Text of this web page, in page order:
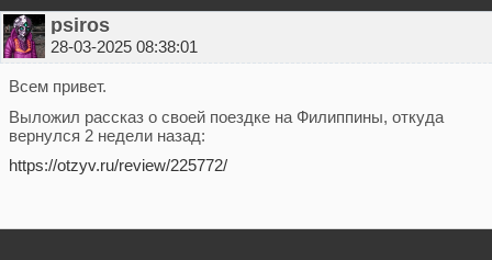
psiros
28-03-2025 08:38:01
Всем привет.
Выложил рассказ о своей поездке на Филиппины, откуда
вернулся 2 недели назад:
https://otzyv.ru/review/225772/